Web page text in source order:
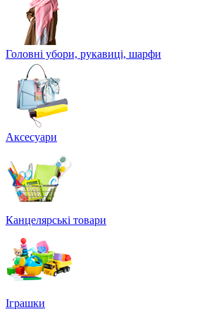
Головні убори, рукавиці, шарфи
Аксесуари
Канцелярські товари
Іграшки